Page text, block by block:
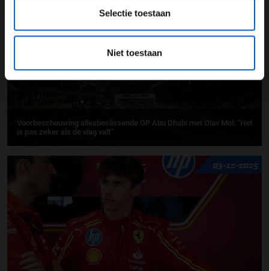
Selectie toestaan
Niet toestaan
Voorbeschouwing allesbeslissende GP Abu Dhabi met Olav Mol: “Het
is pas zeker als de vlag valt”
03-12-2025